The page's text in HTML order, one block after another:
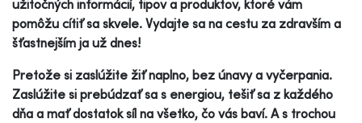
užitočných informácií, tipov a produktov, ktoré vám
pomôžu cítiť sa skvele. Vydajte sa na cestu za zdravším a
šťastnejším ja už dnes!
Pretože si zaslúžite žiť naplno, bez únavy a vyčerpania.
Zaslúžite si prebúdzať sa s energiou, tešiť sa z každého
dňa a mať dostatok síl na všetko, čo vás baví. A s trochou